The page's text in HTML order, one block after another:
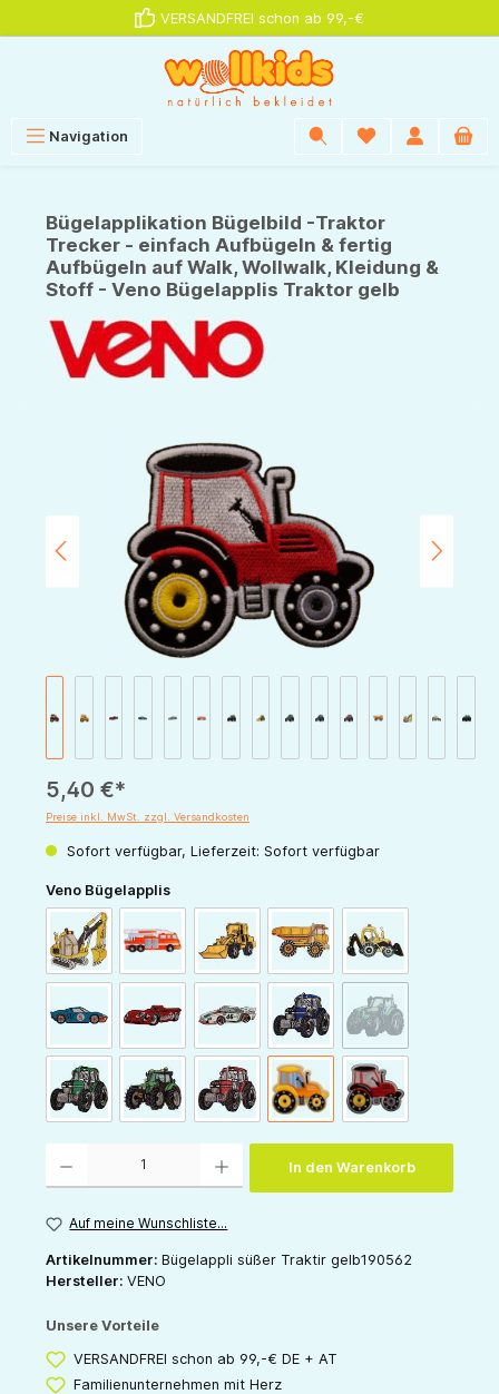
VERSANDFREI schon ab 99,-€
Navigation
Bügelapplikation Bügelbild -Traktor
Trecker - einfach Aufbügeln & fertig
Aufbügeln auf Walk, Wollwalk, Kleidung &
Stoff - Veno Bügelapplis Traktor gelb
5,40 €*
Preise inkl. MwSt. zzgl. Versandkosten
Sofort verfügbar, Lieferzeit: Sofort verfügbar
Veno Bügelapplisauswählen
Fahrzeuge: Bagger groß
Fahrzeuge: Feuerwehr
Fahrzeuge: Frontlader groß
Fahrzeuge: Kipper groß
Fahrzeuge:
Fahrzeuge: Rennwagen blau
Fahrzeuge: Rennwagen rot
Fahrzeuge: Rennwagen weiß
Fahrzeuge: Traktor blau
Fahrzeuge:
(Diese Option ist
Fahrzeuge: Traktor grün klein
Fahrzeuge: Traktor grün mittel
Fahrzeuge: Traktor rot klein
Traktor gelbTraktor rot
In den Warenkorb
Auf meine Wunschliste...
Artikelnummer: Bügelappli süßer Traktir gelb190562
Hersteller: VENO
Unsere Vorteile
VERSANDFREI schon ab 99,-€ DE + AT
Familienunternehmen mit Herz